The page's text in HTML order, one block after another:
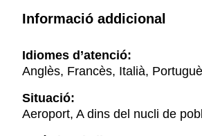
Informació addicional
Idiomes d’atenció:
Anglès, Francès, Italià,
Situació:
Aeroport, A dins del nucli de